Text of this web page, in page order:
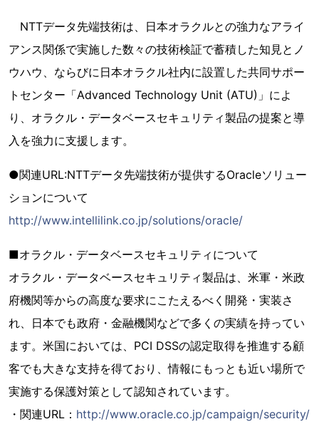
NTTデータ先端技術は、日本オラクルとの強力なアライ
アンス関係で実施した数々の技術検証で蓄積した知見とノ
ウハウ、ならびに日本オラクル社内に設置した共同サポー
トセンター「Advanced Technology Unit (ATU)」によ
り、オラクル・データベースセキュリティ製品の提案と導
入を強力に支援します。
●関連URL:NTTデータ先端技術が提供するOracleソリュー
ションについて
http://www.intellilink.co.jp/solutions/oracle/
■オラクル・データベースセキュリティについて
オラクル・データベースセキュリティ製品は、米軍・米政
府機関等からの高度な要求にこたえるべく開発・実装さ
れ、日本でも政府・金融機関などで多くの実績を持ってい
ます。米国においては、PCI DSSの認定取得を推進する顧
客でも大きな支持を得ており、情報にもっとも近い場所で
実施する保護対策として認知されています。
・関連URL： http://www.oracle.co.jp/campaign/security/